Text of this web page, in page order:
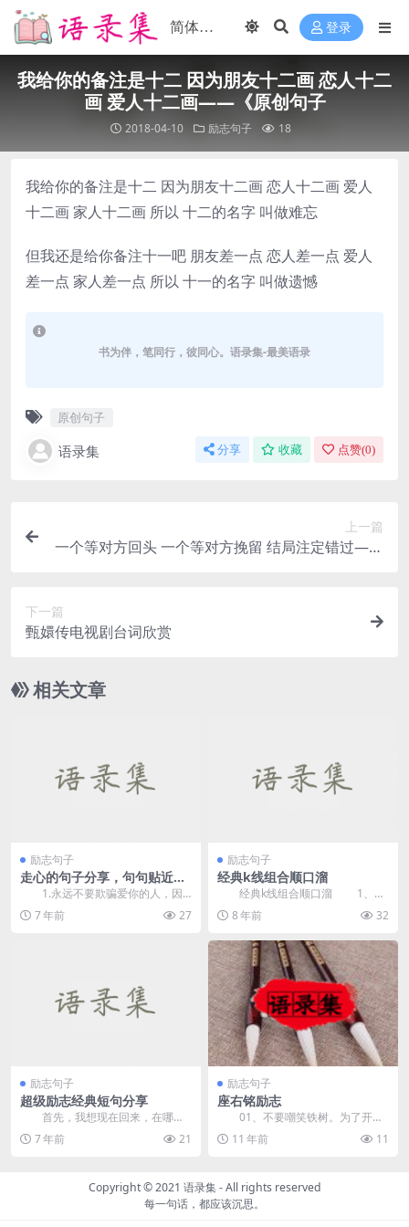
登录
我给你的备注是十二 因为朋友十二画 恋人十二
画 爱人十二画——《原创句子
2018-04-10 励志句子 18
我给你的备注是十二 因为朋友十二画 恋人十二画 爱人
十二画 家人十二画 所以 十二的名字 叫做难忘
但我还是给你备注十一吧 朋友差一点 恋人差一点 爱人
差一点 家人差一点 所以 十一的名字 叫做遗憾
书为伴，笔同行，彼同心。语录集-最美语录
原创句子
语录集 分享 收藏 点赞(0)
上一篇
一个等对方回头 一个等对方挽留 结局注定错过——
下一篇
甄嬛传电视剧台词欣赏
相关文章
励志句子
走心的句子分享，句句贴近现
实，励志经典
1.永远不要欺骗爱你的人，因
为我们可以一眼就看出来。你知道
男女之间最大的区别...
7 年前 27
励志句子
经典k线组合顺口溜
经典k线组合顺口溜 1、冲
破缺口向北行，成交量年夜把它
擎。岛形反转在底部...
8 年前 32
励志句子
超级励志经典短句分享
首先，我想现在回来，在哪里
见到一个人，在哪里找工作，每一
步都是命运的最佳安排...
7 年前 21
励志句子
座右铭励志
01、不要嘲笑铁树。为了开一
次花，它付出了比别的树种更长久
的努力。 &nbs...
11 年前 11
Copyright © 2021 语录集- All rights reserved
每一句话，都应该沉思。